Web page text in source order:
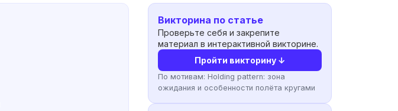
Викторина по статье
Проверьте себя и закрепите
материал в интерактивной викторине.
Пройти викторину ↓
По мотивам: Holding pattern: зона
ожидания и особенности полёта кругами